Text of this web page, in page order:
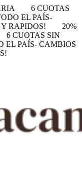
6 CUOTAS
EL PAÍS-
RAPIDOS!
20%
6 CUOTAS SIN
EL PAÍS- CAMBIOS